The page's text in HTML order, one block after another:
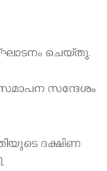
ചെയ്തു.
സന്ദേശം
ദക്ഷിണ